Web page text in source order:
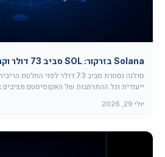
Solana בזרקור: SOL סביב 73 דולר וקרן הסל באופק
סולנה נסחרת סביב 73 דולר לפני
ייעודית וגל ההתרחבות של האקוסיסטם מציבים
יולי 29, 2026